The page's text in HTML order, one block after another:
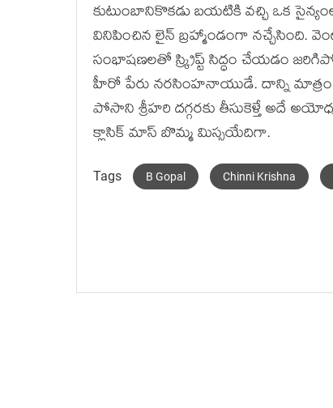
కుటుంబానికొకడు బయటికి వచ్చి ఒక
వినిపించిన లైన్ బ్రహ్మాండంగా నచ్చేసింది.
సంభాషణలతో స్క్రిప్ట్ సిద్ధం చేయడం
హీరో పేరు నరసింహనాయుడే. దాన్ని మాత్రం
పోసాని శ్రీహరి దగ్గరకు తీసుకెళ్తే అదే
క్లాసిక్ మాస్ బొమ్మ మిస్సయేదిగా.
Tags B Gopal Chinni Krishna